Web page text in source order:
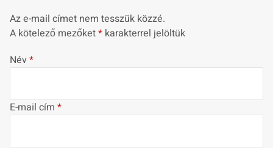
Az e-mail címet nem tesszük közzé.
A kötelező mezőket* karakterrel jelöltük
Név*
E-mail cím *